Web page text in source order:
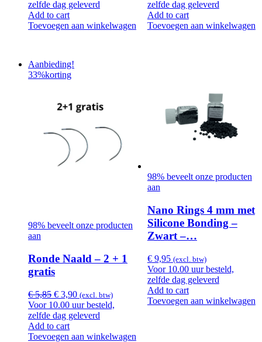
zelfde dag geleverd
Add to cart
Toevoegen aan winkelwagen
zelfde dag geleverd
Add to cart
Toevoegen aan winkelwagen
Aanbieding!
33%korting
98% beveelt onze producten
aan
Ronde Naald – 2 + 1
gratis
€5,85 Oorspronkelijke
prijs
was:
€ 5,85.
€ 3,90Huidige
prijs
is:
(excl. btw)
Voor 10.00 uur besteld,
zelfde dag geleverd
Add to cart
Toevoegen aan winkelwagen
98% beveelt onze producten
aan
Nano Rings 4 mm met
Silicone Bonding –
Zwart –…
€9,95 (excl. btw)
Voor 10.00 uur besteld,
zelfde dag geleverd
Add to cart
Toevoegen aan winkelwagen